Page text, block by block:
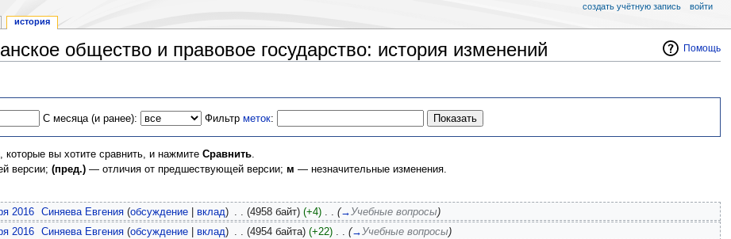
Помощь
общество и правовое государство: история изменений
С месяца (и ранее): Фильтрметок:
которые вы хотите сравнить, и нажмите Сравнить.
версии; (пред.)— отличия от предшествующей версии; м — незначительные изменения.
2016‎ Синяева Евгения (обсуждение |вклад) . . (4958 байт) (+4)‎ . . (→Учебные вопросы)
2016‎ Синяева Евгения (обсуждение |вклад) . . (4954 байта) (+22)‎ . . (→Учебные вопросы)
история
создать учётную запись войти